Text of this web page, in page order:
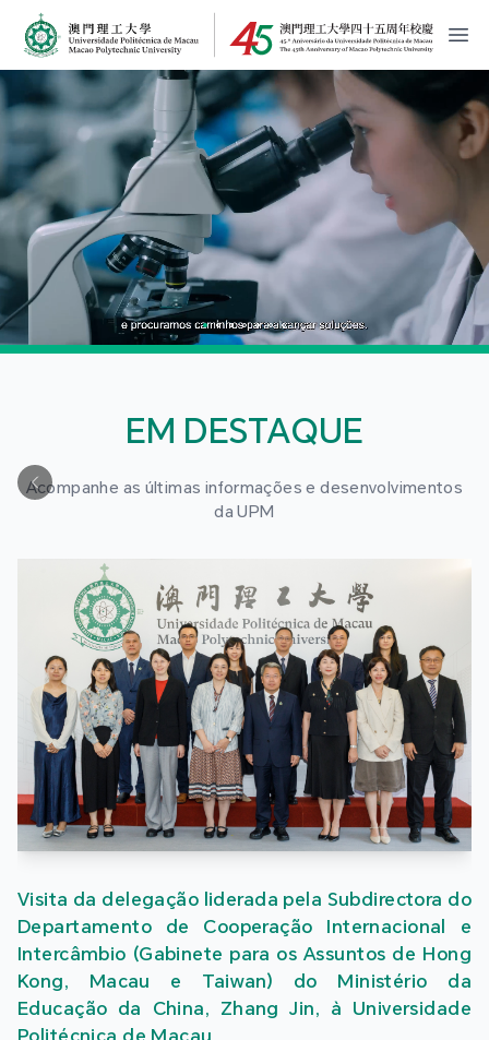
MPU Logo
開
EM DESTAQUE
Acompanhe as últimas informações e desenvolvimentos
da UPM
Universidade Politécnica de Macau eleita como
membro do Conselho Geral da Aliança das
Instituições do Ensino Superior de Guangdong,
Hong Kong e Macau